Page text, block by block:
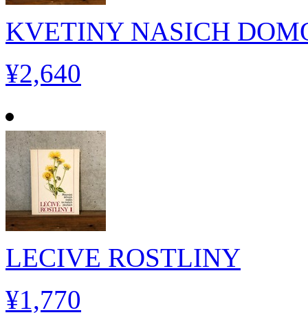
KVETINY NASICH
¥2,640
LECIVE ROSTLINY
¥1,770